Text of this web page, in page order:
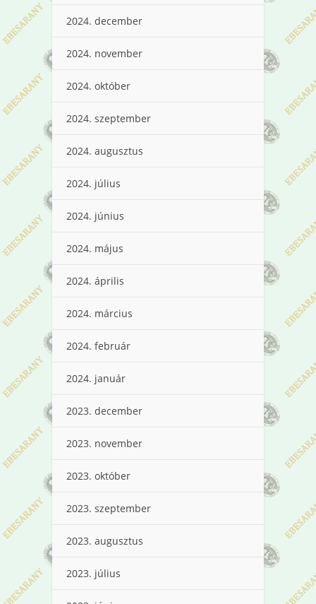
2024. december
2024. november
2024. október
2024. szeptember
2024. augusztus
2024. július
2024. június
2024. május
2024. április
2024. március
2024. február
2024. január
2023. december
2023. november
2023. október
2023. szeptember
2023. augusztus
2023. július